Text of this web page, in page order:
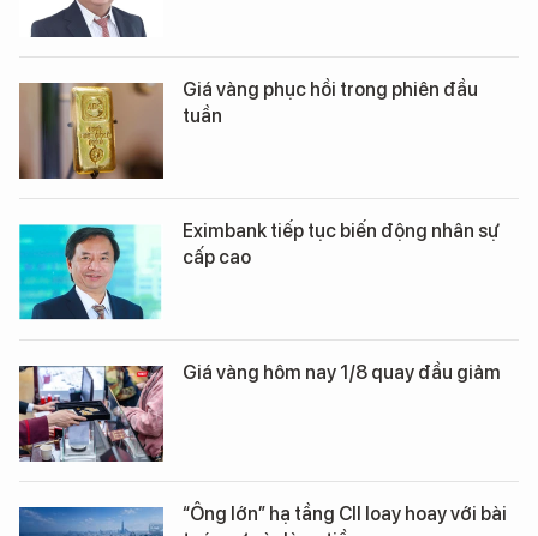
Giá vàng phục hồi trong phiên đầu
tuần
Eximbank tiếp tục biến động nhân sự
cấp cao
Giá vàng hôm nay 1/8 quay đầu giảm
“Ông lớn” hạ tầng CII loay hoay với bài